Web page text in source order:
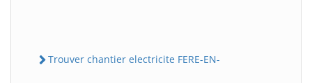
Trouver chantier electricite FERE-EN-